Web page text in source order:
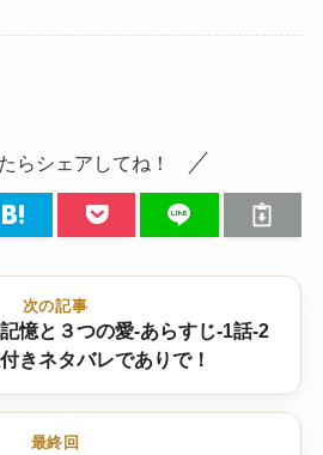
らシェアしてね！
次の記事
憶と３つの愛-あらすじ-1話-2
きネタバレでありで！
最終回